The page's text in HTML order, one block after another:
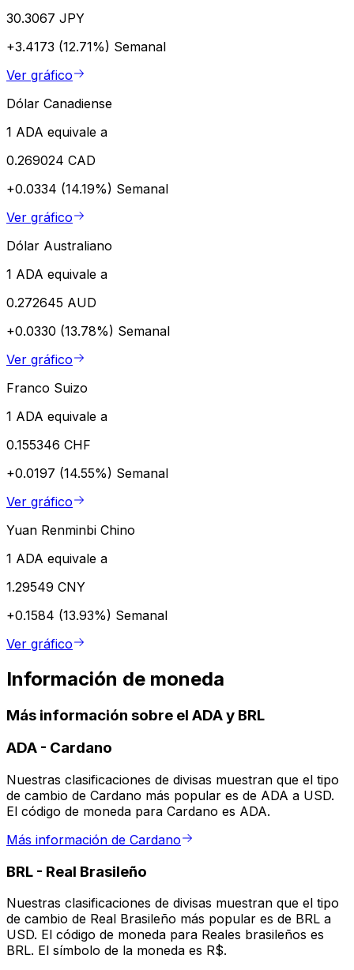
30.3067 JPY
+3.4173 (12.71%) Semanal
Ver gráfico
Dólar Canadiense
1 ADA equivale a
0.269024 CAD
+0.0334 (14.19%) Semanal
Ver gráfico
Dólar Australiano
1 ADA equivale a
0.272645 AUD
+0.0330 (13.78%) Semanal
Ver gráfico
Franco Suizo
1 ADA equivale a
0.155346 CHF
+0.0197 (14.55%) Semanal
Ver gráfico
Yuan Renminbi Chino
1 ADA equivale a
1.29549 CNY
+0.1584 (13.93%) Semanal
Ver gráfico
Información de moneda
Más información sobre el ADA y BRL
ADA - Cardano
Nuestras clasificaciones de divisas muestran que el tipo
de cambio de Cardano más popular es de ADA a USD.
El código de moneda para Cardano es ADA.
Más información de Cardano
BRL - Real Brasileño
Nuestras clasificaciones de divisas muestran que el tipo
de cambio de Real Brasileño más popular es de BRL a
USD. El código de moneda para Reales brasileños es
BRL. El símbolo de la moneda es R$.